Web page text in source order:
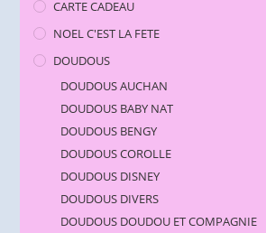
CARTE CADEAU
NOEL C'EST LA FETE
DOUDOUS
DOUDOUS AUCHAN
DOUDOUS BABY NAT
DOUDOUS BENGY
DOUDOUS COROLLE
DOUDOUS DISNEY
DOUDOUS DIVERS
DOUDOUS DOUDOU ET COMPAGNIE